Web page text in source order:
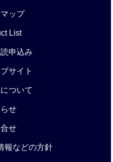
ップ
List
申込み
サイト
ついて
せ
せ
報などの方針